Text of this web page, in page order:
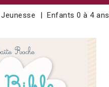
Jeunesse Enfants 0 à 4 ans